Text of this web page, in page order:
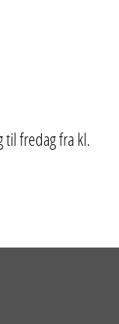
til fredag fra kl.